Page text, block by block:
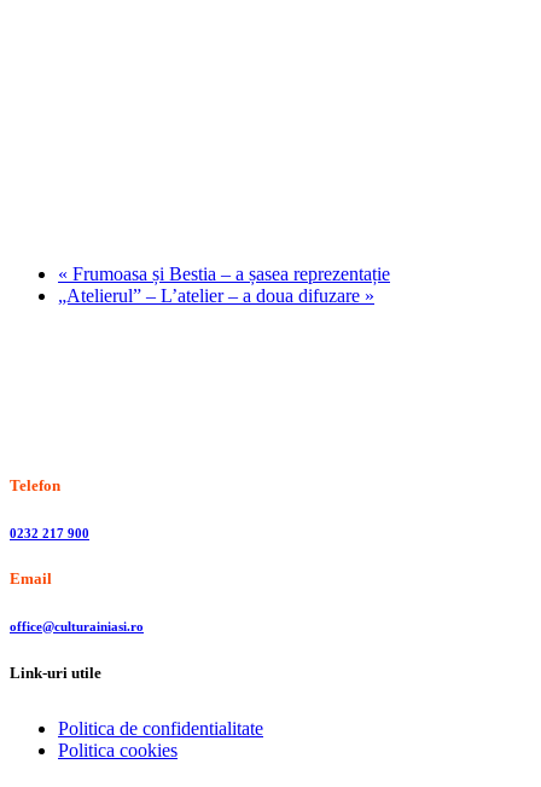
« Frumoasa și Bestia – a șasea reprezentație
„Atelierul” – L’atelier – a doua difuzare »
Telefon
0232 217 900
Email
office@culturainiasi.ro
Link-uri utile
Politica de confidentialitate
Politica cookies